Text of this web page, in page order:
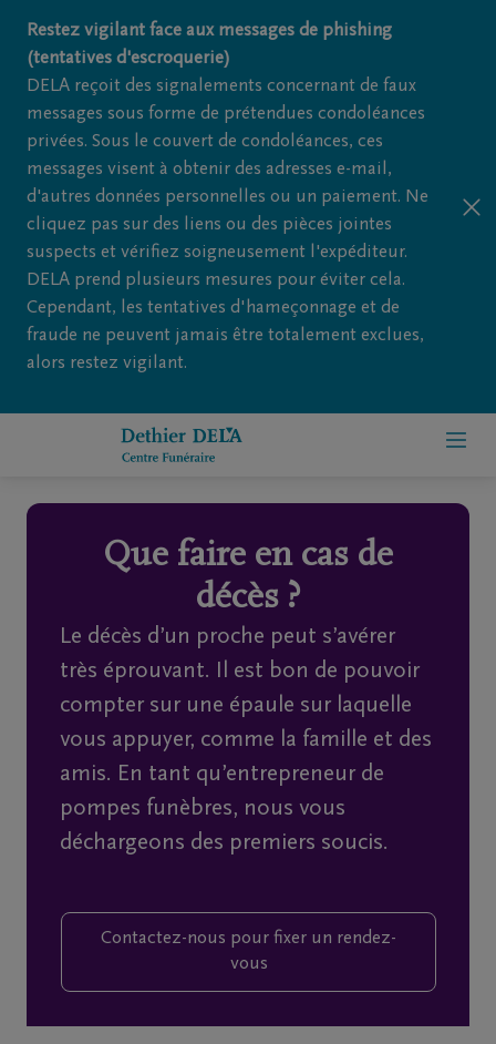
Restez vigilant face aux messages de phishing
(tentatives d'escroquerie)
DELA reçoit des signalements concernant de faux
messages sous forme de prétendues condoléances
privées. Sous le couvert de condoléances, ces
messages visent à obtenir des adresses e-mail,
d'autres données personnelles ou un paiement. Ne
cliquez pas sur des liens ou des pièces jointes
suspects et vérifiez soigneusement l'expéditeur.
DELA prend plusieurs mesures pour éviter cela.
Cependant, les tentatives d'hameçonnage et de
fraude ne peuvent jamais être totalement exclues,
alors restez vigilant.
Home
À
propos
nous
Contact
Organiser
funérailles
décès
Que faire en cas de
décès ?
Le décès d’un proche peut s’avérer
très éprouvant. Il est bon de pouvoir
compter sur une épaule sur laquelle
vous appuyer, comme la famille et des
amis. En tant qu’entrepreneur de
pompes funèbres, nous vous
déchargeons des premiers soucis.
Contactez-nous pour fixer un rendez-
vous